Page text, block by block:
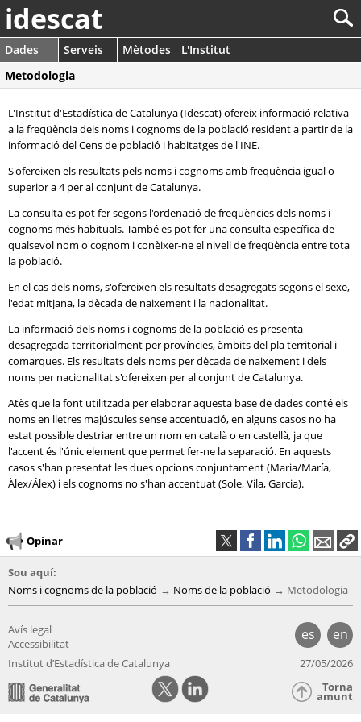
idescat
Dades Serveis Mètodes
L'Institut
Metodologia
L'Institut d'Estadística de Catalunya (Idescat) ofereix informació relativa
a la freqüència dels noms i cognoms de la població resident a partir de la
informació del Cens de població i habitatges de l'INE.
S'ofereixen els resultats pels noms i cognoms amb freqüència igual o
superior a 4 per al conjunt de Catalunya.
La consulta es pot fer segons l'ordenació de freqüències dels noms i
cognoms més habituals. També es pot fer una consulta específica de
qualsevol nom o cognom i conèixer-ne el nivell de freqüència entre tota
la població.
En el cas dels noms, s'ofereixen els resultats desagregats segons el sexe,
l'edat mitjana, la dècada de naixement i la nacionalitat.
La informació dels noms i cognoms de la població es presenta
desagregada territorialment per províncies, àmbits del pla territorial i
comarques. Els resultats dels noms per dècada de naixement i dels
noms per nacionalitat s'ofereixen per al conjunt de Catalunya.
Atès que la font utilitzada per elaborar aquesta base de dades conté els
noms en lletres majúscules sense accentuació, en alguns casos no ha
estat possible destriar entre un nom en català o en castellà, ja que
l'accent és l'únic element que permet fer-ne la separació. En aquests
casos s'han presentat les dues opcions conjuntament (Maria/María,
Àlex/Álex) i els cognoms no s'han accentuat (Sole, Vila, Garcia).
Opinar
Sou aquí:
Noms i cognoms de la població
Noms de la població Metodologia
es en
Avís legal
Accessibilitat
Institut d’Estadística de Catalunya
27/05/2026
Torna
amunt